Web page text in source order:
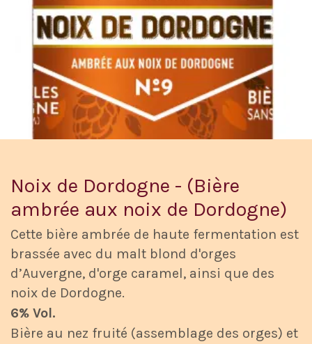
Noix de Dordogne - (Bière
ambrée aux noix de Dordogne)
Cette bière ambrée de haute fermentation est
brassée avec du malt blond d'orges
d’Auvergne, d'orge caramel, ainsi que des
noix de Dordogne.
6% Vol.
Bière au nez fruité (assemblage des orges) et